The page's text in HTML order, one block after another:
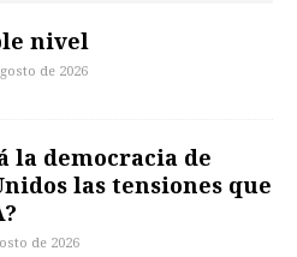
nivel
de 2026
la democracia de
las tensiones que
de 2026